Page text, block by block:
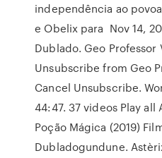
independência ao
e Obelix para Nov 14,
Dublado. Geo Professor
Unsubscribe from Geo
Cancel Unsubscribe.
44:47. 37 videos Play
Poção Mágica (2019)
Dubladogundune.